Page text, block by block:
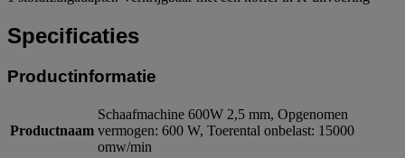
Specificaties
Productinformatie
Productnaam
Schaafmachine 600W 2,5 mm, Opgenomen
vermogen: 600 W, Toerental onbelast: 15000
omw/min